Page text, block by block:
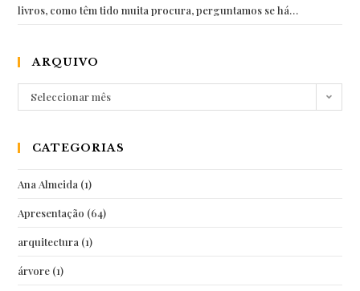
livros, como têm tido muita procura, perguntamos se há…
ARQUIVO
Arquivo
Seleccionar mês
CATEGORIAS
Ana Almeida (1)
Apresentação (64)
arquitectura (1)
árvore (1)